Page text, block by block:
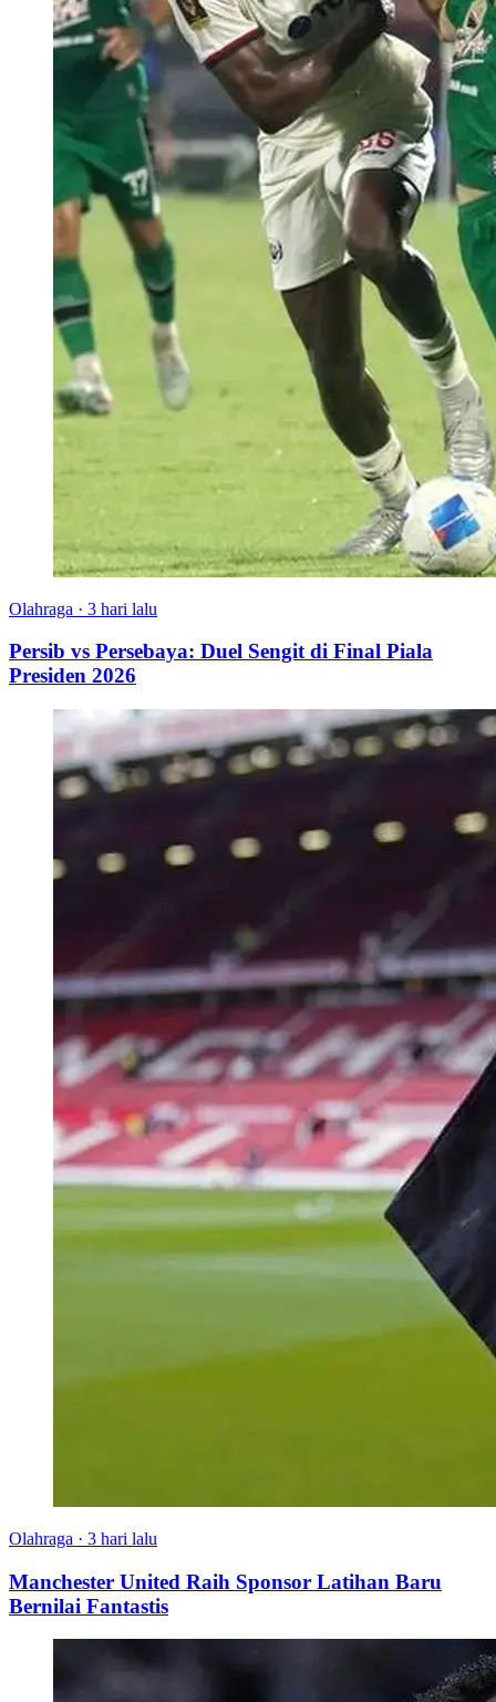
Olahraga · 3 hari lalu
Persib vs Persebaya: Duel Sengit di Final Piala
Presiden 2026
Olahraga · 3 hari lalu
Manchester United Raih Sponsor Latihan Baru
Bernilai Fantastis